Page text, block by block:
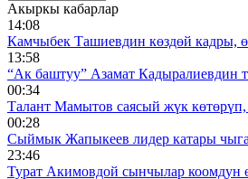
Акыркы кабарлар
14:08
Камчыбек Ташиевдин көздөй кадры,
13:58
“Ак баштуу” Азамат Кадыралиевдин
00:34
Талант Мамытов саясый жүк
00:28
Сыймык Жапыкеев лидер катары
23:46
Турат Акимовдой сынчылар коомдун